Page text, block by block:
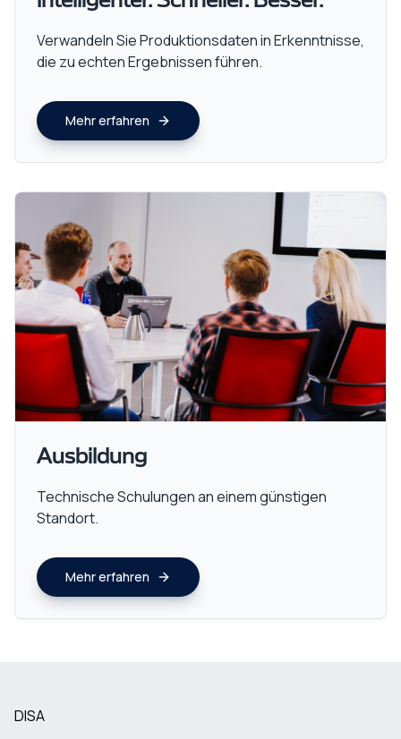
Verwandeln Sie Produktionsdaten in Erkenntnisse,
die zu echten Ergebnissen führen.
Mehr erfahren
Ausbildung
Technische Schulungen an einem günstigen
Standort.
Mehr erfahren
DISA